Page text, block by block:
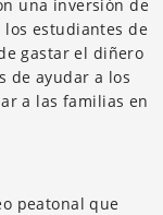
una inversión de
los estudiantes de
gastar el diñero
de ayudar a los
a las familias en
peatonal que